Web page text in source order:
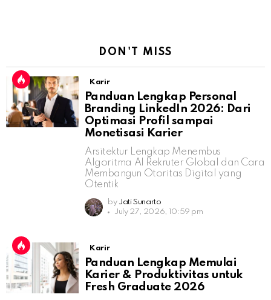
DON'T MISS
Karir
Panduan Lengkap Personal
Branding LinkedIn 2026: Dari
Optimasi Profil sampai
Monetisasi Karier
Arsitektur Lengkap Menembus
Algoritma AI Rekruter Global dan Cara
Membangun Otoritas Digital yang
Otentik
by Jati Sunarto
July 27, 2026, 10:59 pm
Karir
Panduan Lengkap Memulai
Karier & Produktivitas untuk
Fresh Graduate 2026